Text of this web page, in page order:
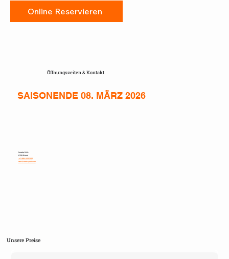
Online Reservieren
Unsere Preise
Öffnungszeiten & Kontakt
SAISONENDE 08. MÄRZ 2026
Innertal 44A
6708 Brand
+43 664 6440162
rent@mrm-sport.com